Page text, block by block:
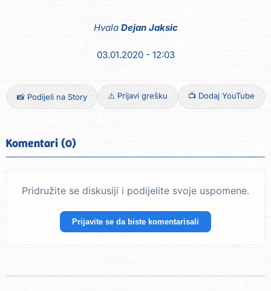
Hvala Dejan Jaksic
03.01.2020 - 12:03
📸 Podijeli na Story ⚠️ Prijavi grešku 📺 Dodaj YouTube
Komentari (0)
Pridružite se diskusiji i podijelite svoje uspomene.
Prijavite se da biste komentarisali